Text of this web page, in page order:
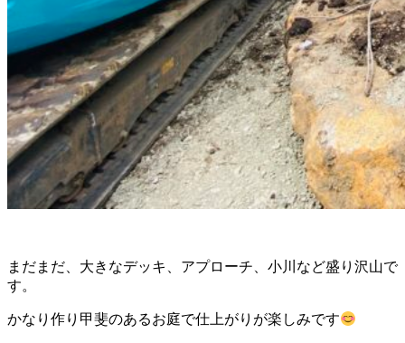
まだまだ、大きなデッキ、アプローチ、小川など盛り沢山で
す。
かなり作り甲斐のあるお庭で仕上がりが楽しみです